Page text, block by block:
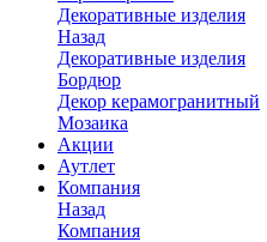
Декоративные изделия
Назад
Декоративные изделия
Бордюр
Декор керамогранитный
Мозаика
Акции
Аутлет
Компания
Назад
Компания